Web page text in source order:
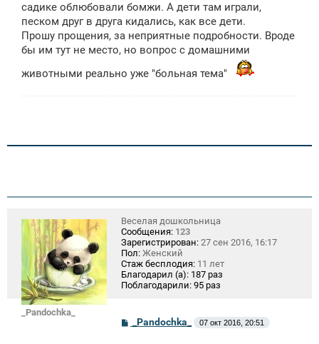
садике облюбовали бомжи. А дети там играли,
песком друг в друга кидались, как все дети.
Прошу прощения, за неприятные подробности. Вроде
бы им тут не место, но вопрос с домашними
животными реально уже "больная тема"
_Pandochka_
Веселая дошкольница
Сообщения: 123
Зарегистрирован: 27 сен 2016, 16:17
Пол: Женский
Стаж бесплодия: 11 лет
Благодарил (а): 187 раз
Поблагодарили: 95 раз
о
_Pandochka_ 07 окт 2016, 20:51